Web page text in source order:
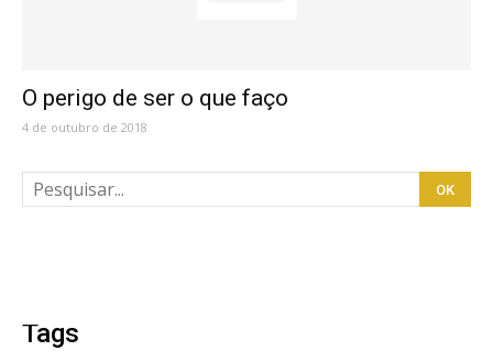
O perigo de ser o que faço
4 de outubro de 2018
Tags